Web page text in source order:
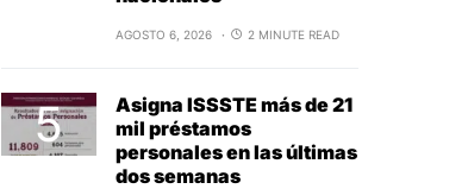
AGOSTO 6, 2026 2 MINUTE READ
Asigna ISSSTE más de 21
mil préstamos
personales en las últimas
dos semanas